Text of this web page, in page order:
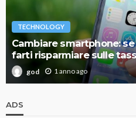
TECHNOLOGY
Cambiare smartphone:
farti risparmiare sulle
god 1 anno ago
ADS